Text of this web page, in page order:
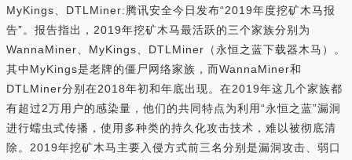
MyKings、DTLMiner:腾讯安全今日发布“2019年度挖矿木马报
告”。报告指出，2019年挖矿木马最活跃的三个家族分别为
WannaMiner、MyKings、DTLMiner（永恒之蓝下载器木马）。
其中MyKings是老牌的僵尸网络家族，而WannaMiner和
DTLMiner分别在2018年初和年底出现。在2019年这几个家族都
有超过2万用户的感染量，他们的共同特点为利用“永恒之蓝”漏洞
进行蠕虫式传播，使用多种类的持久化攻击技术，难以被彻底清
除。2019年挖矿木马主要入侵方式前三名分别是漏洞攻击、弱口